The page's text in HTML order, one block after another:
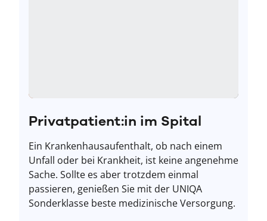
Privatpatient:in im Spital
Ein Krankenhausaufenthalt, ob nach einem
Unfall oder bei Krankheit, ist keine angenehme
Sache. Sollte es aber trotzdem einmal
passieren, genießen Sie mit der UNIQA
Sonderklasse beste medizinische Versorgung.